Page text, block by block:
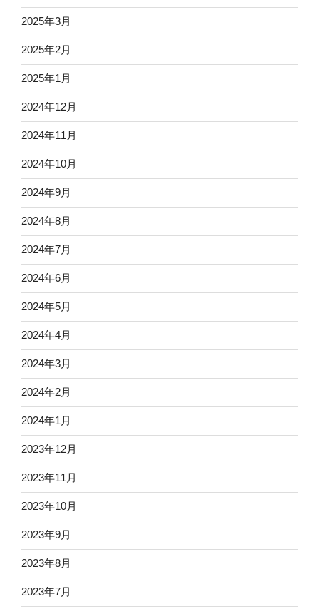
2025年3月
2025年2月
2025年1月
2024年12月
2024年11月
2024年10月
2024年9月
2024年8月
2024年7月
2024年6月
2024年5月
2024年4月
2024年3月
2024年2月
2024年1月
2023年12月
2023年11月
2023年10月
2023年9月
2023年8月
2023年7月